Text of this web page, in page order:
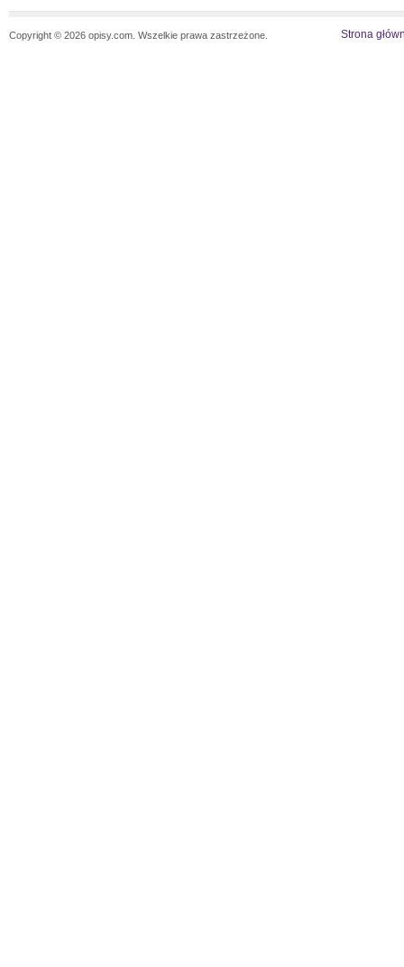
Copyright © 2026 opisy.com. Wszelkie prawa zastrzeżone. Strona